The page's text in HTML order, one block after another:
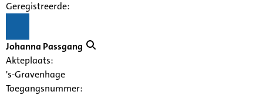
Geregistreerde:
Johanna Passgang
Akteplaats:
's-Gravenhage
Toegangsnummer: